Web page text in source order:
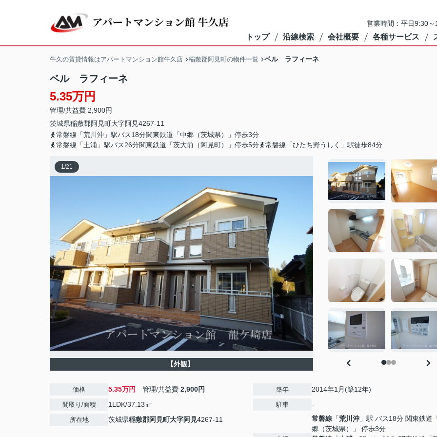
営業時間：平日9:30
トップ 沿線検索 会社概要 各種サービス
牛久の賃貸情報はアパートマンション館牛久店 稲敷郡阿見町の物件一覧 ベル ラフィーネ
ベル ラフィーネ
5.35万円
管理/共益費 2,900円
茨城県稲敷郡阿見町大字阿見4267-11
常磐線「荒川沖」駅バス18分関東鉄道「中郷（茨城県）」停歩3分
常磐線「土浦」駅バス26分関東鉄道「茨大前（阿見町）」停歩5分
常磐線「ひたち野うしく」駅徒歩84分
1/21
【外観】
価格 5.35万円 管理/共益費 2,900円
間取り/面積 1LDK/37.13㎡
所在地 茨城県稲敷郡阿見町大字阿見4267-11
築年 2014年1月(築12年)
駐車 -
常磐線 「荒川沖 」駅 バス18分 関東鉄道
郷（茨城県）」 停歩3分